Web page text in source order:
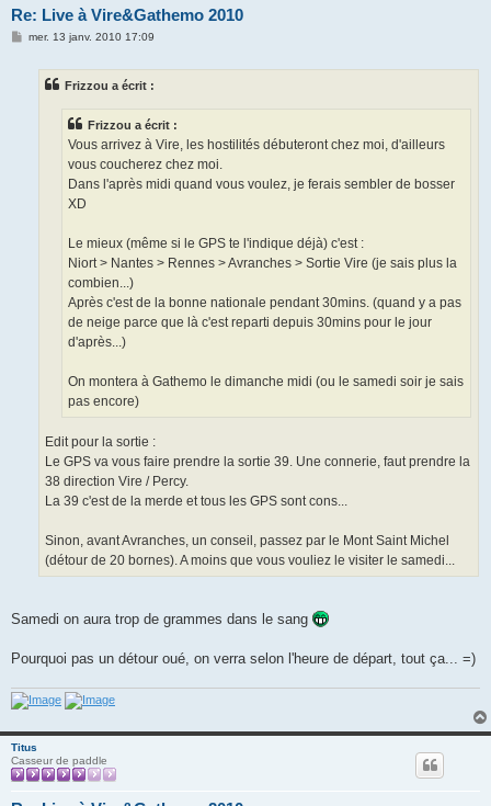
Re: Live à Vire&Gathemo 2010
Mmer. 13 janv. 2010 17:09
Frizzou a écrit :
Frizzou a écrit :
Vous arrivez à Vire, les hostilités débuteront chez moi, d'ailleurs
vous coucherez chez moi.
Dans l'après midi quand vous voulez, je ferais sembler de bosser
XD
Le mieux (même si le GPS te l'indique déjà) c'est :
Niort > Nantes > Rennes > Avranches > Sortie Vire (je sais plus la
combien...)
Après c'est de la bonne nationale pendant 30mins. (quand y a pas
de neige parce que là c'est reparti depuis 30mins pour le jour
d'après...)
On montera à Gathemo le dimanche midi (ou le samedi soir je sais
pas encore)
Edit pour la sortie :
Le GPS va vous faire prendre la sortie 39. Une connerie, faut prendre la
38 direction Vire / Percy.
La 39 c'est de la merde et tous les GPS sont cons...
Sinon, avant Avranches, un conseil, passez par le Mont Saint Michel
(détour de 20 bornes). A moins que vous vouliez le visiter le samedi...
Samedi on aura trop de grammes dans le sang
Pourquoi pas un détour oué, on verra selon l'heure de départ, tout ça... =)
Titus
Casseur de paddle